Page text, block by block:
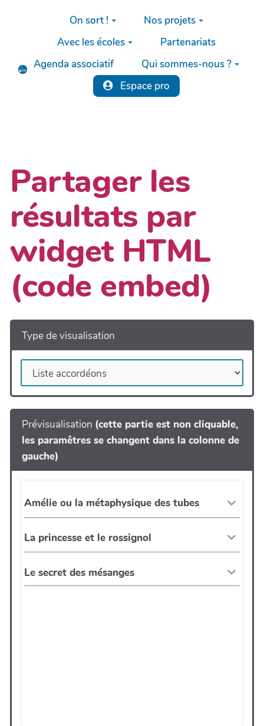
Aller au contenu principal
On sort !
Nos projets
Avec les écoles
Partenariats
Agenda associatif
Qui sommes-nous ?
Espace pro
Partager les
résultats par
widget HTML
(code embed)
Type de visualisation
Prévisualisation (cette partie est non cliquable,
les paramêtres se changent dans la colonne de
gauche)